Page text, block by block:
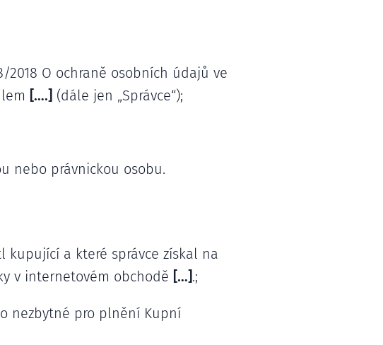
2018 O ochraně osobních údajů ve
[….] (dále jen „Správce“);
nebo právnickou osobu.
kupující a které správce získal na
v internetovém obchodě […].;
nezbytné pro plnění Kupní